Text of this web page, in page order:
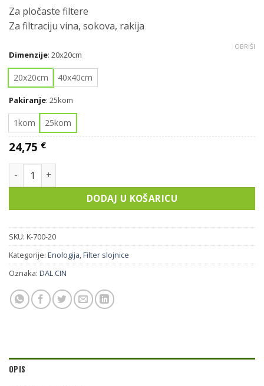
0,99 €
Za pločaste filtere
Za filtraciju vina, sokova, rakija
Dimenzije: 20x20cm
20x20cm 40x40cm
Pakiranje: 25kom
1kom 25kom
OBRIŠI
24,75 €
FILTER SLOJNICE ZP 10 (K-700) količina
DODAJ U KOŠARICU
SKU: K-700-20
Kategorije: Enologija,Filter slojnice
Oznaka: DAL CIN
OPIS